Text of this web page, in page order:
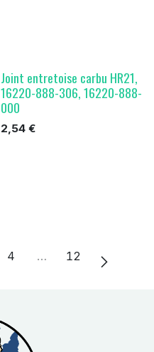
Joint entretoise carbu HR21,
16220-888-306, 16220-888-
000
2,54€
4 … 12